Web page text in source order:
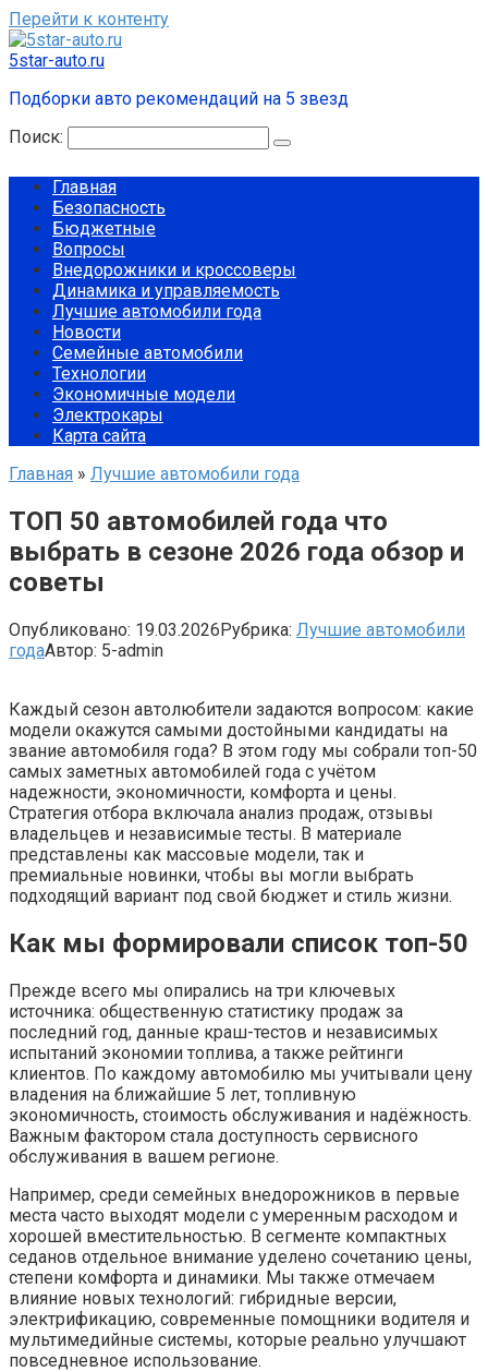
Перейти к контенту
5star-auto.ru
Подборки авто рекомендаций на 5 звезд
Поиск:
Главная
Безопасность
Бюджетные
Вопросы
Внедорожники и кроссоверы
Динамика и управляемость
Лучшие автомобили года
Новости
Семейные автомобили
Технологии
Экономичные модели
Электрокары
Карта сайта
Главная » Лучшие автомобили года
ТОП 50 автомобилей года что
выбрать в сезоне 2026 года обзор и
советы
Опубликовано: 19.03.2026Рубрика: Лучшие автомобили
годаАвтор: 5-admin
Каждый сезон автолюбители задаются вопросом: какие
модели окажутся самыми достойными кандидаты на
звание автомобиля года? В этом году мы собрали топ-50
самых заметных автомобилей года с учётом
надежности, экономичности, комфорта и цены.
Стратегия отбора включала анализ продаж, отзывы
владельцев и независимые тесты. В материале
представлены как массовые модели, так и
премиальные новинки, чтобы вы могли выбрать
подходящий вариант под свой бюджет и стиль жизни.
Как мы формировали список топ-50
Прежде всего мы опирались на три ключевых
источника: общественную статистику продаж за
последний год, данные краш-тестов и независимых
испытаний экономии топлива, а также рейтинги
клиентов. По каждому автомобилю мы учитывали цену
владения на ближайшие 5 лет, топливную
экономичность, стоимость обслуживания и надёжность.
Важным фактором стала доступность сервисного
обслуживания в вашем регионе.
Например, среди семейных внедорожников в первые
места часто выходят модели с умеренным расходом и
хорошей вместительностью. В сегменте компактных
седанов отдельное внимание уделено сочетанию цены,
степени комфорта и динамики. Мы также отмечаем
влияние новых технологий: гибридные версии,
электрификацию, современные помощники водителя и
мультимедийные системы, которые реально улучшают
повседневное использование.